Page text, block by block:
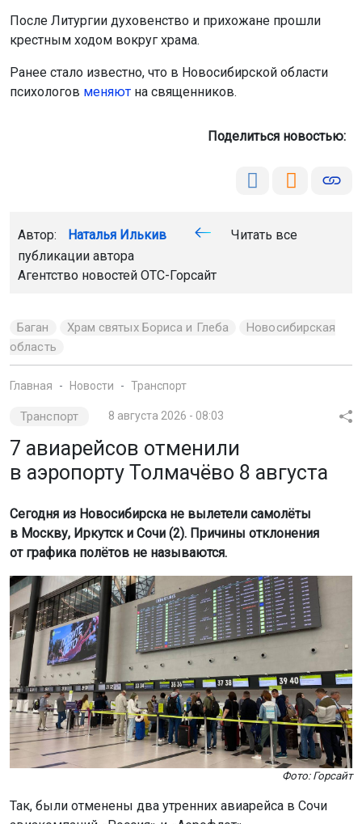
После Литургии духовенство и прихожане прошли
крестным ходом вокруг храма.
Ранее стало известно, что в Новосибирской области
психологов меняют на священников.
Поделиться новостью:
Автор: Наталья Илькив
Читать все
публикации автора
Агентство новостей ОТС-Горсайт
Баган Храм святых Бориса и Глеба
Новосибирская
область
Главная Новости Транспорт
Транспорт 8 августа 2026 - 08:03
7 авиарейсов отменили
в аэропорту Толмачёво 8 августа
Сегодня из Новосибирска не вылетели самолёты
в Москву, Иркутск и Сочи (2). Причины отклонения
от графика полётов не называются.
Фото: Горсайт
Так, были отменены два утренних авиарейса в Сочи